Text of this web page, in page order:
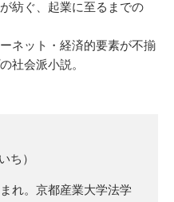
紡ぐ、起業に至るまでの
ネット・経済的要素が不揃
社会派小説。
ち）
れ。京都産業大学法学